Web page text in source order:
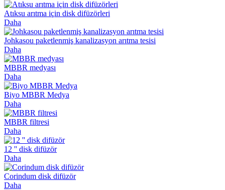
Atıksu arıtma için disk difüzörleri
Daha
Johkasou paketlenmiş kanalizasyon arıtma tesisi
Daha
MBBR medyası
Daha
Biyo MBBR Medya
Daha
MBBR filtresi
Daha
12 '' disk difüzör
Daha
Corindum disk difüzör
Daha